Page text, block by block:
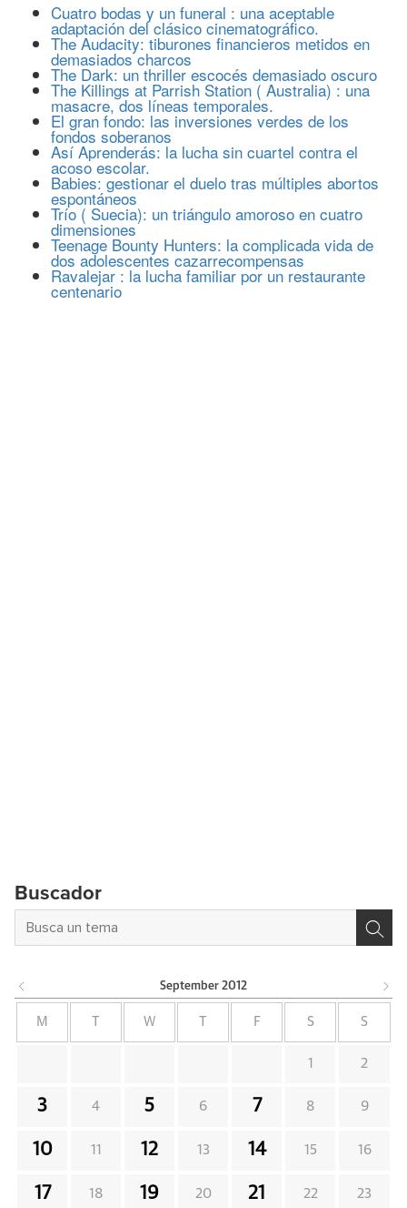
Cuatro bodas y un funeral : una aceptable
adaptación del clásico cinematográfico.
The Audacity: tiburones financieros metidos en
demasiados charcos
The Dark: un thriller escocés demasiado oscuro
The Killings at Parrish Station ( Australia) : una
masacre, dos líneas temporales.
El gran fondo: las inversiones verdes de los
fondos soberanos
Así Aprenderás: la lucha sin cuartel contra el
acoso escolar.
Babies: gestionar el duelo tras múltiples abortos
espontáneos
Trío ( Suecia): un triángulo amoroso en cuatro
dimensiones
Teenage Bounty Hunters: la complicada vida de
dos adolescentes cazarrecompensas
Ravalejar : la lucha familiar por un restaurante
centenario
Buscador
September 2012
M W F S S
1 2
3 4 5 6 7 8 9
10 11 12 13 14 15 16
17 18 19 20 21 22 23